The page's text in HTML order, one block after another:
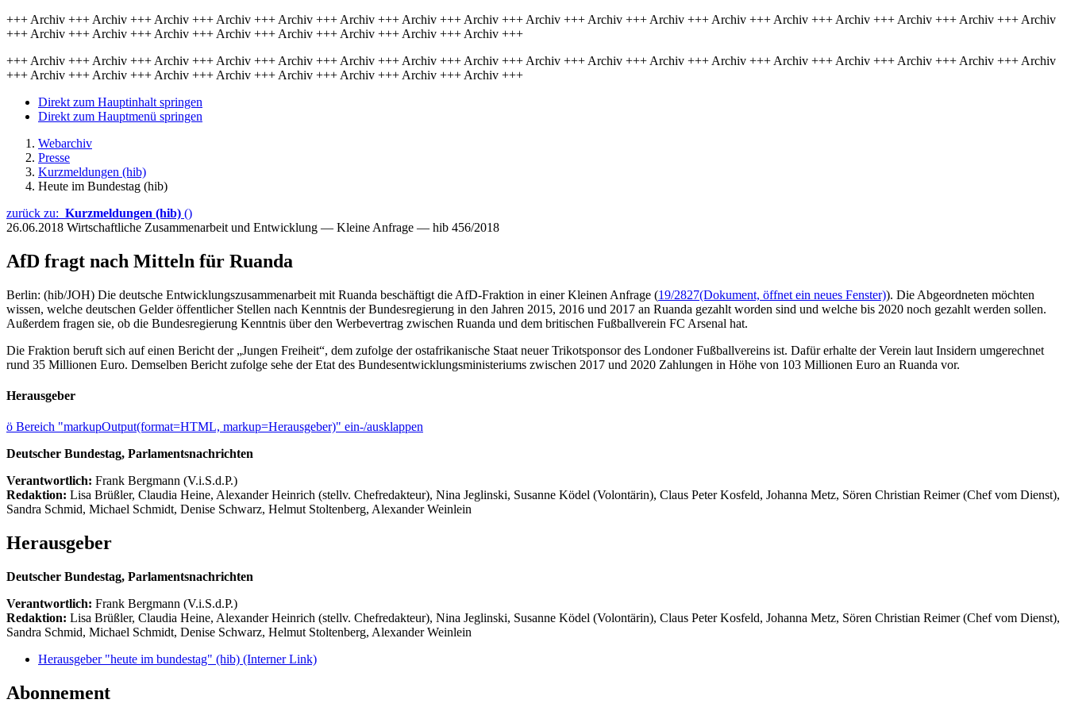
+++ Archiv +++ Archiv +++ Archiv +++ Archiv +++ Archiv +++ Archiv +++ Archiv +++ Archiv +++ Archiv +++ Archiv +++ Archiv +++ Archiv +++ Archiv +++ Archiv +++ Archiv +++ Archiv +++ Archiv
+++ Archiv +++ Archiv +++ Archiv +++ Archiv +++ Archiv +++ Archiv +++ Archiv +++ Archiv +++
+++ Archiv +++ Archiv +++ Archiv +++ Archiv +++ Archiv +++ Archiv +++ Archiv +++ Archiv +++ Archiv +++ Archiv +++ Archiv +++ Archiv +++ Archiv +++ Archiv +++ Archiv +++ Archiv +++ Archiv
+++ Archiv +++ Archiv +++ Archiv +++ Archiv +++ Archiv +++ Archiv +++ Archiv +++ Archiv +++
Direkt zum Hauptinhalt springen
Direkt zum Hauptmenü springen
Webarchiv
Presse
Kurzmeldungen (hib)
Heute im Bundestag (hib)
zurück zu: Kurzmeldungen (hib) ()
26.06.2018 Wirtschaftliche Zusammenarbeit und Entwicklung — Kleine Anfrage — hib 456/2018
AfD fragt nach Mitteln für Ruanda
Berlin: (hib/JOH) Die deutsche Entwicklungszusammenarbeit mit Ruanda beschäftigt die AfD-Fraktion in einer Kleinen Anfrage (19/2827(Dokument, öffnet ein neues Fenster)). Die Abgeordneten möchten
wissen, welche deutschen Gelder öffentlicher Stellen nach Kenntnis der Bundesregierung in den Jahren 2015, 2016 und 2017 an Ruanda gezahlt worden sind und welche bis 2020 noch gezahlt werden sollen.
Außerdem fragen sie, ob die Bundesregierung Kenntnis über den Werbevertrag zwischen Ruanda und dem britischen Fußballverein FC Arsenal hat.
Die Fraktion beruft sich auf einen Bericht der „Jungen Freiheit“, dem zufolge der ostafrikanische Staat neuer Trikotsponsor des Londoner Fußballvereins ist. Dafür erhalte der Verein laut Insidern umgerechnet
rund 35 Millionen Euro. Demselben Bericht zufolge sehe der Etat des Bundesentwicklungsministeriums zwischen 2017 und 2020 Zahlungen in Höhe von 103 Millionen Euro an Ruanda vor.
Herausgeber
ö Bereich "markupOutput(format=HTML, markup=Herausgeber)" ein-/ausklappen
Deutscher Bundestag, Parlamentsnachrichten
Verantwortlich: Frank Bergmann (V.i.S.d.P.)
Redaktion: Lisa Brüßler, Claudia Heine, Alexander Heinrich (stellv. Chefredakteur), Nina Jeglinski, Susanne Ködel (Volontärin), Claus Peter Kosfeld, Johanna Metz, Sören Christian Reimer (Chef vom Dienst),
Sandra Schmid, Michael Schmidt, Denise Schwarz, Helmut Stoltenberg, Alexander Weinlein
Herausgeber
Deutscher Bundestag, Parlamentsnachrichten
Verantwortlich: Frank Bergmann (V.i.S.d.P.)
Redaktion: Lisa Brüßler, Claudia Heine, Alexander Heinrich (stellv. Chefredakteur), Nina Jeglinski, Susanne Ködel (Volontärin), Claus Peter Kosfeld, Johanna Metz, Sören Christian Reimer (Chef vom Dienst),
Sandra Schmid, Michael Schmidt, Denise Schwarz, Helmut Stoltenberg, Alexander Weinlein
Herausgeber "heute im bundestag" (hib) (Interner Link)
Abonnement